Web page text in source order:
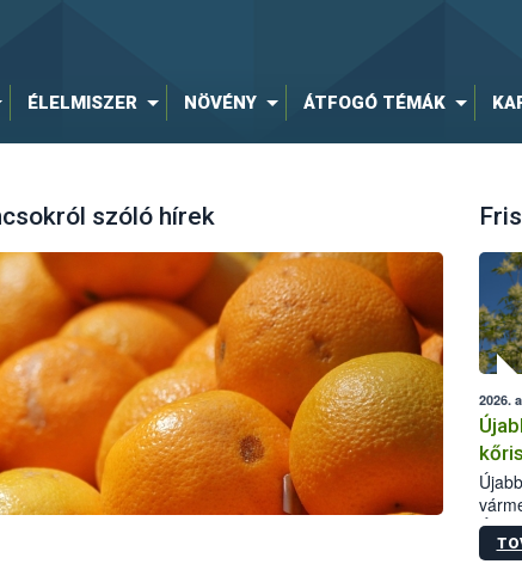
ÉLELMISZER NÖVÉNY ÁTFOGÓ TÉMÁK
szóló hírek
2026.